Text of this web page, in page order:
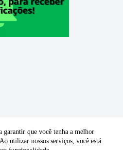
garantir que você tenha a melhor
utilizar nossos serviços, você está